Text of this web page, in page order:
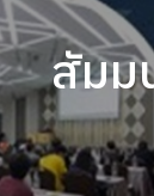
สัมม